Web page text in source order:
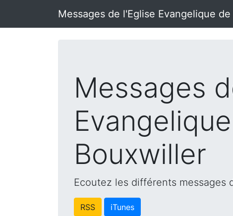
Messages de l'Eglise Evangelique
Messages
Bouxwiller
Ecoutez les différents
RSS iTunes